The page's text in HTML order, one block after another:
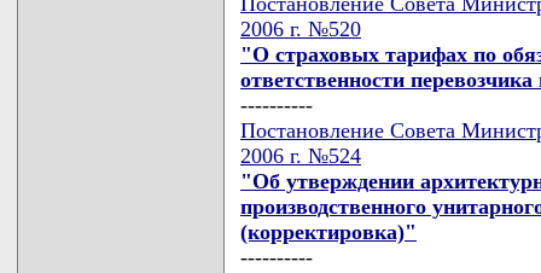
2006 г. №520
"О страховых тарифах по
ответственности
----------
Постановление Совета
2006 г. №524
"Об утверждении
производственного
(корректировка)"
----------